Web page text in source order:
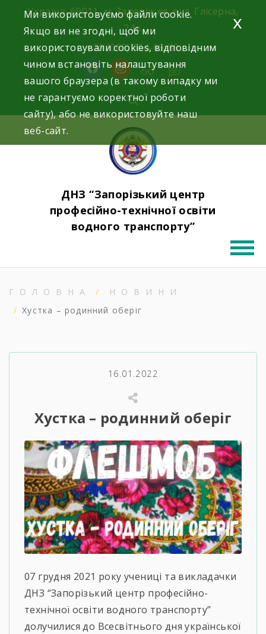
Україна, 69011, м. Запоріжжя, вул. Глісерна,
24а.
+38 (068) 354-69-83
facebookinstagram
ДНЗ “Запорізький центр
професійно-технічної освіти
водного транспорту”
ГОЛОВНА
НОВИНИ
Хустка – родинний оберіг
16.01.2022
Хустка – родинний оберіг
07 грудня 2021 року учениці та викладачки
ДНЗ “Запорізький центр професійно-
технічної освіти водного транспорту”
долучилися до Всесвітнього дня української
Ми використовуємо файли cookie.
Якщо ви не згодні, щоб ми
використовували cookies, відповідним
чином встановіть налаштування
вашого браузера (в такому випадку ми
не гарантуємо коректної роботи
сайту), або не використовуйте наш
веб-сайт.
x